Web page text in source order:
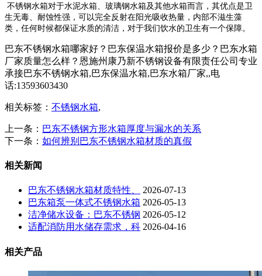
不锈钢水箱对于水泥水箱、玻璃钢水箱及其他水箱而言，其优点是卫
生无毒、耐蚀性强，可以完全反射在阳光吸收热量，内部不滋生藻
类，任何时候都保证水质的清洁，对于我们饮水的卫生有一个保障。
巴东不锈钢水箱哪家好？巴东保温水箱报价是多少？巴东水箱
厂家质量怎么样？恩施州康乃新不锈钢设备有限责任公司专业
承接巴东不锈钢水箱,巴东保温水箱,巴东水箱厂家,,电
话:13593603430
相关标签： 不锈钢水箱,
上一条： 巴东不锈钢方形水箱厚度与漏水的关系
下一条： 如何辨别巴东不锈钢水箱材质的真假
相关新闻
巴东不锈钢水箱材质特性、
2026-07-13
巴东箱泵一体式不锈钢水箱 2026-05-13
洁净储水设备：巴东不锈钢 2026-05-12
适配消防用水储存需求，科 2026-04-16
相关产品